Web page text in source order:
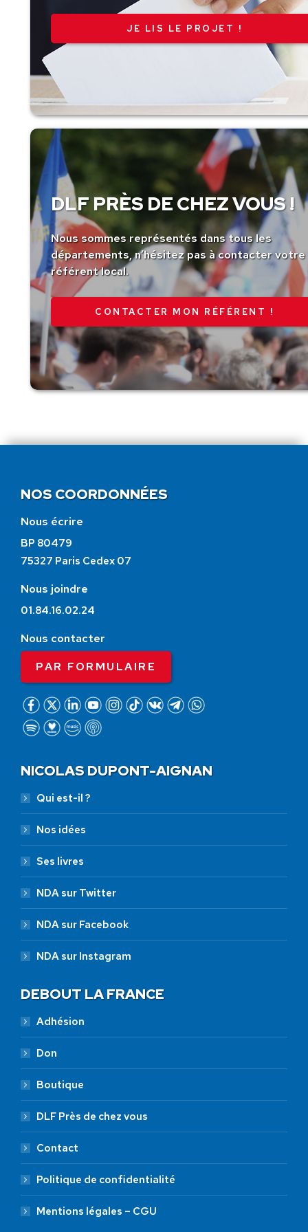
JE LIS LE PROJET !
DLF PRÈS DE CHEZ VOUS !
Nous sommes représentés dans tous les
départements, n’hésitez pas à contacter votre
référent local.
CONTACTER MON RÉFÉRENT !
NOS COORDONNÉES
Nous écrire
BP 80479
75327 Paris Cedex 07
Nous joindre
01.84.16.02.24
Nous contacter
PAR FORMULAIRE
NICOLAS DUPONT-AIGNAN
Qui est-il ?
Nos idées
Ses livres
NDA sur Twitter
NDA sur Facebook
NDA sur Instagram
DEBOUT LA FRANCE
Adhésion
Don
Boutique
DLF Près de chez vous
Contact
Politique de confidentialité
Mentions légales – CGU